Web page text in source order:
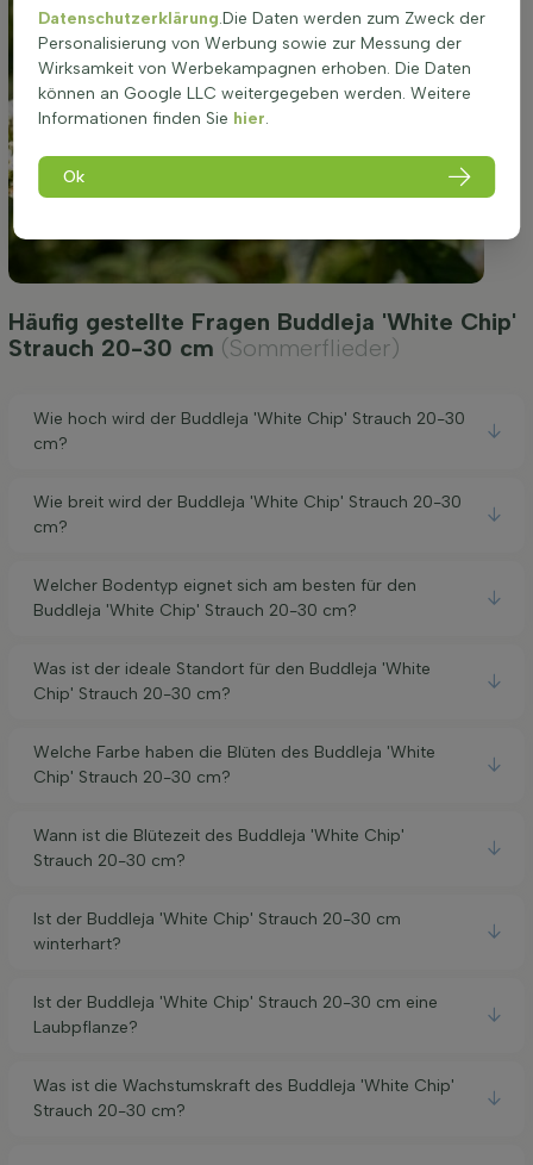
Häufig gestellte Fragen Buddleja 'White Chip'
Strauch 20-30 cm (Sommerflieder)
Wie hoch wird der Buddleja 'White Chip' Strauch 20-30
cm?
Wie breit wird der Buddleja 'White Chip' Strauch 20-30
cm?
Welcher Bodentyp eignet sich am besten für den
Buddleja 'White Chip' Strauch 20-30 cm?
Was ist der ideale Standort für den Buddleja 'White
Chip' Strauch 20-30 cm?
Welche Farbe haben die Blüten des Buddleja 'White
Chip' Strauch 20-30 cm?
Wann ist die Blütezeit des Buddleja 'White Chip'
Strauch 20-30 cm?
Ist der Buddleja 'White Chip' Strauch 20-30 cm
winterhart?
Ist der Buddleja 'White Chip' Strauch 20-30 cm eine
Laubpflanze?
Was ist die Wachstumskraft des Buddleja 'White Chip'
Strauch 20-30 cm?
Datenschutzerklärung.Die Daten werden zum Zweck der
Personalisierung von Werbung sowie zur Messung der
Wirksamkeit von Werbekampagnen erhoben. Die Daten
können an Google LLC weitergegeben werden. Weitere
Informationen finden Sie hier.
Ok